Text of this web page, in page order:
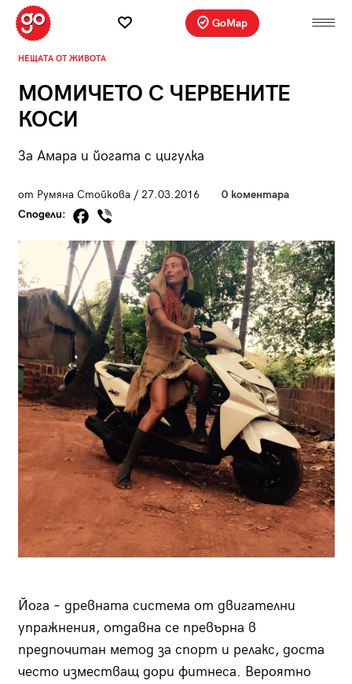
GoMap
НЕЩАТА ОТ ЖИВОТА
МОМИЧЕТО С ЧЕРВЕНИТЕ
КОСИ
За Амара и йогата с цигулка
от Румяна Стойкова / 27.03.2016
0 коментара
Сподели:
Йога – древната система от двигателни
упражнения, отдавна се превърна в
предпочитан метод за спорт и релакс, доста
често изместващ дори фитнеса. Вероятно